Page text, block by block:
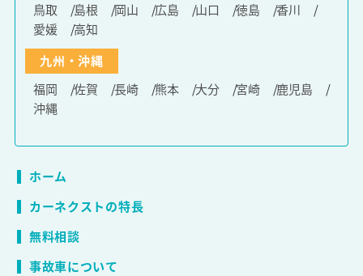
鳥取
島根 岡山 広島 山口 徳島
香川
愛媛
高知
九州・沖縄
福岡
佐賀 長崎 熊本 大分 宮崎
鹿児島
沖縄
ホーム
カーネクストの特長
無料相談
事故車について